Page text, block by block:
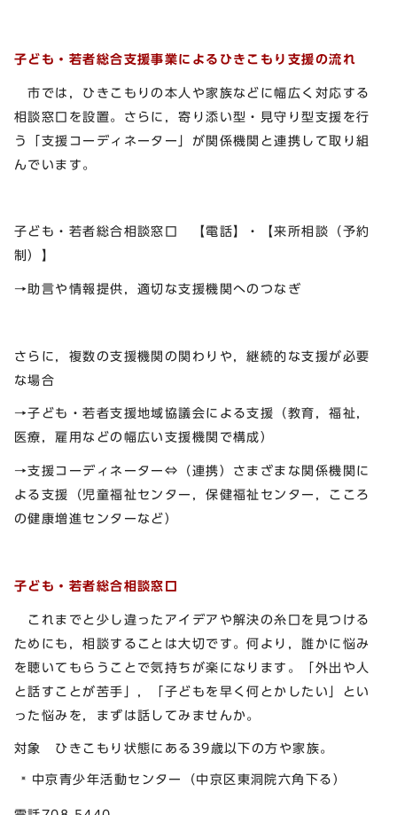
子ども・若者総合支援事業によるひきこもり支援の流れ
市では，ひきこもりの本人や家族などに幅広く対応する
相談窓口を設置。さらに，寄り添い型・見守り型支援を行
う「支援コーディネーター」が関係機関と連携して取り組
んでいます。
子ども・若者総合相談窓口 【電話】・【来所相談（予約
制）】
→助言や情報提供，適切な支援機関へのつなぎ
さらに，複数の支援機関の関わりや，継続的な支援が必要
な場合
→子ども・若者支援地域協議会による支援（教育，福祉，
医療，雇用などの幅広い支援機関で構成）
→支援コーディネーター⇔（連携）さまざまな関係機関に
よる支援（児童福祉センター，保健福祉センター，こころ
の健康増進センターなど）
子ども・若者総合相談窓口
これまでと少し違ったアイデアや解決の糸口を見つける
ためにも，相談することは大切です。何より，誰かに悩み
を聴いてもらうことで気持ちが楽になります。「外出や人
と話すことが苦手」，「子どもを早く何とかしたい」とい
った悩みを，まずは話してみませんか。
対象 ひきこもり状態にある39歳以下の方や家族。
中京青少年活動センター（中京区東洞院六角下る）